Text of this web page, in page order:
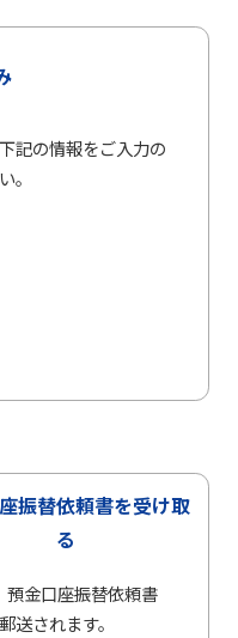
記の情報をご入力の
。
振替依頼書を受け取
る
預金口座振替依頼書
送されます。